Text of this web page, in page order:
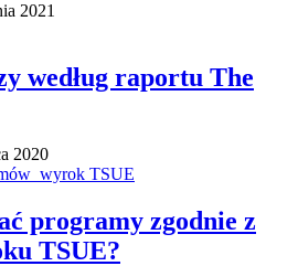
2021
według raportu The
2020
programy zgodnie z
TSUE?